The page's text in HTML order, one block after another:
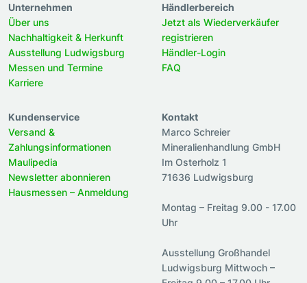
Unternehmen
Über uns
Nachhaltigkeit & Herkunft
Ausstellung Ludwigsburg
Messen und Termine
Karriere
Händlerbereich
Jetzt als Wiederverkäufer
registrieren
Händler-Login
FAQ
Kundenservice
Versand &
Zahlungsinformationen
Maulipedia
Newsletter abonnieren
Hausmessen – Anmeldung
Kontakt
Marco Schreier
Mineralienhandlung GmbH
Im Osterholz 1
71636 Ludwigsburg
Montag – Freitag 9.00 - 17.00
Uhr
Ausstellung Großhandel
Ludwigsburg Mittwoch –